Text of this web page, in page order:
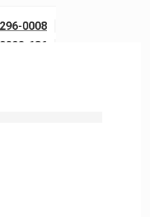
0008
686